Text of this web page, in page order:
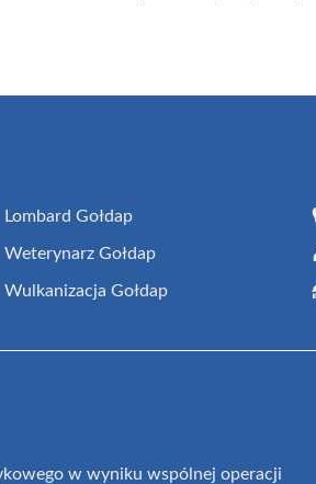
Lombard Gołdap
Weterynarz Gołdap
Wulkanizacja Gołdap
w wyniku wspólnej operacji